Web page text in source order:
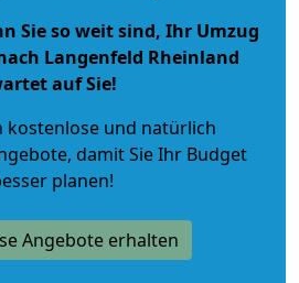
Sie so weit sind, Ihr Umzug
Langenfeld Rheinland
auf Sie!
kostenlose und natürlich
, damit Sie Ihr Budget
planen!
Angebote erhalten